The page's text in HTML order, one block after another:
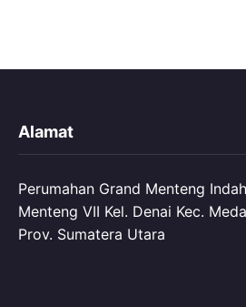
Alamat
Perumahan Grand Menteng
Menteng VII Kel. Denai Kec.
Prov. Sumatera Utara